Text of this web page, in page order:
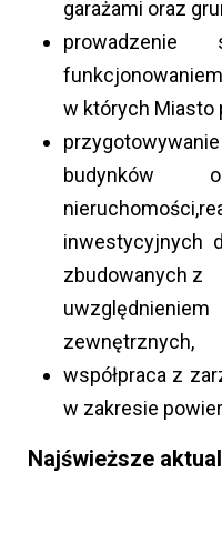
garażami oraz
w których Miasto
budynków
inwestycyjnych
zbudowanych z
zewnętrznych,
współpraca z
w zakresie
Najświeższe